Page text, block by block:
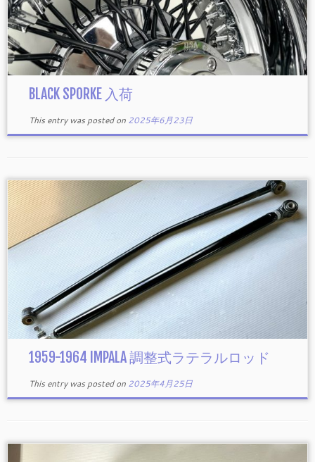
BLACK SPORKE 入荷
This entry was posted on 2025年6月23日
1959-1964 IMPALA 調整式ラテラルロッド
This entry was posted on 2025年4月25日